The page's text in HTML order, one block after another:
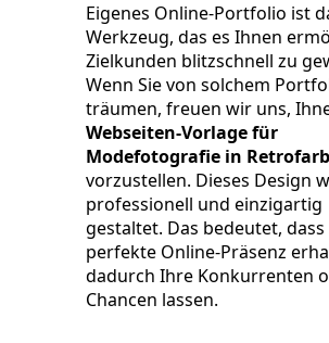
Eigenes Online-Portfolio ist
Werkzeug, das es Ihnen
Zielkunden blitzschnell zu
Wenn Sie von solchem
träumen, freuen wir uns,
Webseiten-Vorlage für
Modefotografie in
vorzustellen. Dieses Design
professionell und einzigartig
gestaltet. Das bedeutet, dass
perfekte Online-Präsenz
dadurch Ihre Konkurrenten
Chancen lassen.